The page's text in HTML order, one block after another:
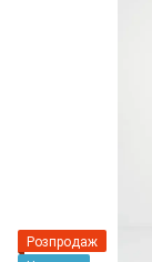
Розпродаж